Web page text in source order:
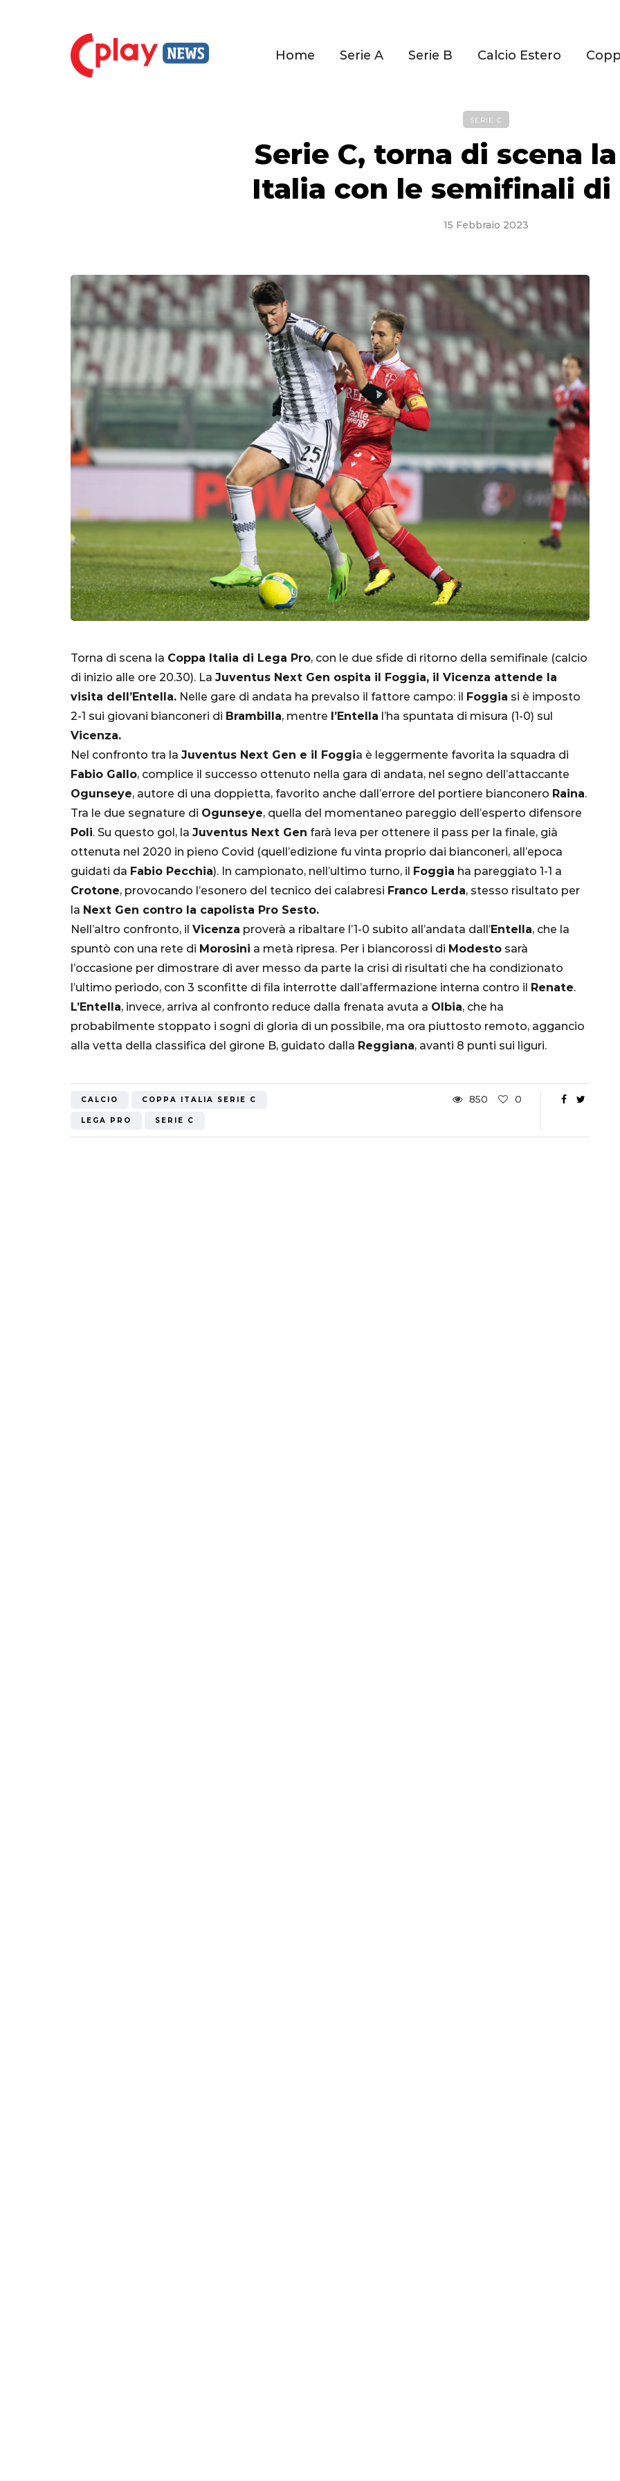
Home Serie A Serie B Calcio Estero
SERIE C
Serie C, torna di scena
Italia con le semifinali
15 Febbraio 2023
Torna di scena la Coppa Italia di Lega Pro, con le due sfide di ritorno della semifinale (calcio
di inizio alle ore 20.30). La Juventus Next Gen ospita il Foggia, il Vicenza attende la
visita dell’Entella. Nelle gare di andata ha prevalso il fattore campo: il Foggia si è imposto
2-1 sui giovani bianconeri di Brambilla, mentre l’Entella l’ha spuntata di misura (1-0) sul
Vicenza.
Nel confronto tra la Juventus Next Gen e il Foggia è leggermente favorita la squadra di
Fabio Gallo, complice il successo ottenuto nella gara di andata, nel segno dell’attaccante
Ogunseye, autore di una doppietta, favorito anche dall’errore del portiere bianconero Raina.
Tra le due segnature di Ogunseye, quella del momentaneo pareggio dell’esperto difensore
Poli. Su questo gol, la Juventus Next Gen farà leva per ottenere il pass per la finale, già
ottenuta nel 2020 in pieno Covid (quell’edizione fu vinta proprio dai bianconeri, all’epoca
guidati da Fabio Pecchia). In campionato, nell’ultimo turno, il Foggia ha pareggiato 1-1 a
Crotone, provocando l’esonero del tecnico dei calabresi Franco Lerda, stesso risultato per
la Next Gen contro la capolista Pro Sesto.
Nell’altro confronto, il Vicenza proverà a ribaltare l’1-0 subito all’andata dall’Entella, che la
spuntò con una rete di Morosini a metà ripresa. Per i biancorossi di Modesto sarà
l’occasione per dimostrare di aver messo da parte la crisi di risultati che ha condizionato
l’ultimo periodo, con 3 sconfitte di fila interrotte dall’affermazione interna contro il
Renate.
L’Entella, invece, arriva al confronto reduce dalla frenata avuta a Olbia, che ha
probabilmente stoppato i sogni di gloria di un possibile, ma ora piuttosto remoto, aggancio
alla vetta della classifica del girone B, guidato dalla Reggiana, avanti 8 punti sui liguri.
CALCIO COPPA ITALIA SERIE C
LEGA PRO SERIE C
850 0
SERIE A
Lautaro Martinez,
parla l'agente:
"Bayern? Pensa
all'Inter e al
Mondiale"
CALCIO MONDIALE QATAR
già qualificato agli
Ottavi di Finale